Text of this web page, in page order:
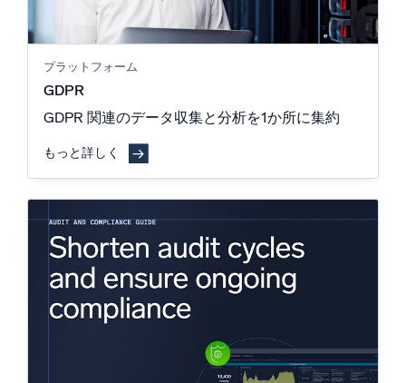
プラットフォーム
GDPR
GDPR 関連のデータ収集と分析を1か所に集約
もっと詳しく